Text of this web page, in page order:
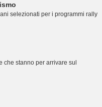
selezionati per i programmi rally
che stanno per arrivare sul